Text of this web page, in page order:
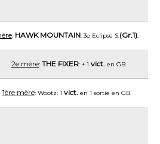
: HAWK MOUNTAIN: 3e Eclipse S.(Gr.1).
2e mère: THE FIXER: + 1 vict. en GB.
1ère mère: Wootz: 1 vict.en 1 sortie en GB.